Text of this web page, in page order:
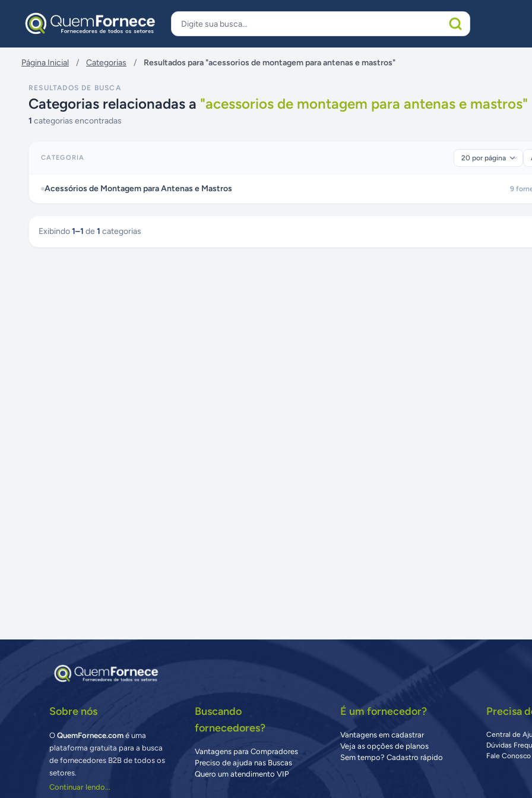
Página Inicial / Categorias / Resultados para "acessorios de montagem para antenas e mastros"
RESULTADOS DE BUSCA
Categorias relacionadas a "acessorios de montagem para antenas e mastros"
1 categorias encontradas
CATEGORIA
Acessórios de Montagem para Antenas e Mastros 9
Exibindo1–1 de 1 categorias
Sobre nós
OQuemFornece.com é uma
plataforma gratuita para a busca
de fornecedores B2B de todos os
setores.
Continuar lendo...
Buscando
fornecedores?
Vantagens para Compradores
Preciso de ajuda nas Buscas
Quero um atendimento VIP
É um fornecedor?
Vantagens em cadastrar
Veja as opções de planos
Sem tempo? Cadastro rápido
Precisa
Central de
Dúvidas
Fale Conosco